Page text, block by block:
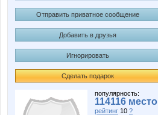
Отправить приватное сообщение
Добавить в друзья
Игнорировать
Сделать подарок
популярность:
114116 место
рейтинг 10 ?